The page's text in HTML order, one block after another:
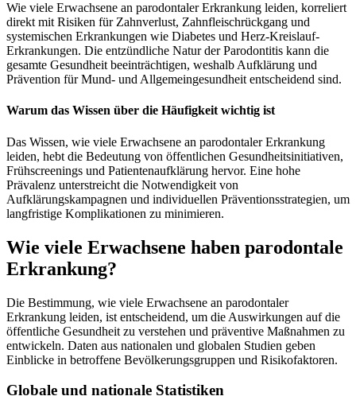
Wie viele Erwachsene an parodontaler Erkrankung leiden, korreliert
direkt mit Risiken für Zahnverlust, Zahnfleischrückgang und
systemischen Erkrankungen wie Diabetes und Herz-Kreislauf-
Erkrankungen. Die entzündliche Natur der Parodontitis kann die
gesamte Gesundheit beeinträchtigen, weshalb Aufklärung und
Prävention für Mund- und Allgemeingesundheit entscheidend sind.
Warum das Wissen über die Häufigkeit wichtig ist
Das Wissen, wie viele Erwachsene an parodontaler Erkrankung
leiden, hebt die Bedeutung von öffentlichen Gesundheitsinitiativen,
Frühscreenings und Patientenaufklärung hervor. Eine hohe
Prävalenz unterstreicht die Notwendigkeit von
Aufklärungskampagnen und individuellen Präventionsstrategien, um
langfristige Komplikationen zu minimieren.
Wie viele Erwachsene haben parodontale
Erkrankung?
Die Bestimmung, wie viele Erwachsene an parodontaler
Erkrankung leiden, ist entscheidend, um die Auswirkungen auf die
öffentliche Gesundheit zu verstehen und präventive Maßnahmen zu
entwickeln. Daten aus nationalen und globalen Studien geben
Einblicke in betroffene Bevölkerungsgruppen und Risikofaktoren.
Globale und nationale Statistiken